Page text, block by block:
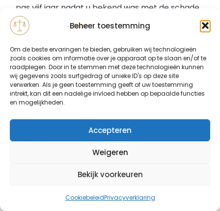
Beheer toestemming
Om de beste ervaringen te bieden, gebruiken wij technologieën
zoals cookies om informatie over je apparaat op te slaan en/of te
raadplegen. Door in te stemmen met deze technologieën kunnen
wij gegevens zoals surfgedrag of unieke ID's op deze site
verwerken. Als je geen toestemming geeft of uw toestemming
intrekt, kan dit een nadelige invloed hebben op bepaalde functies
en mogelijkheden.
Accepteren
Weigeren
Bekijk voorkeuren
CookiebeleidPrivacyverklaring
pas vijf jaar nadat u bekend was met de schade
en de aansprakelijke partij (art. 3:310 BW
meeste gevallen is er dus nog tijd — laat het
gratis beoordelen.
DIRECT ANTWOORD
Bij letsel door schuld van een ander
volledige schade. De belangrijkste posten:
Medische kosten en reiskosten
Verlies van inkomen, nu en in de